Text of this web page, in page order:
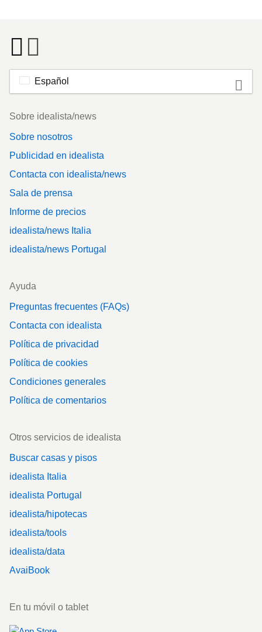
Español
Footer
Sobre idealista/news
Sobre nosotros
Publicidad en idealista
Contacta con idealista/news
Sala de prensa
Informe de precios
idealista/news Italia
idealista/news Portugal
Ayuda
Preguntas frecuentes (FAQs)
Contacta con idealista
Política de privacidad
Política de cookies
Condiciones generales
Política de comentarios
Otros servicios de idealista
Buscar casas y pisos
idealista Italia
idealista Portugal
idealista/hipotecas
idealista/tools
idealista/data
AvaiBook
En tu móvil o tablet